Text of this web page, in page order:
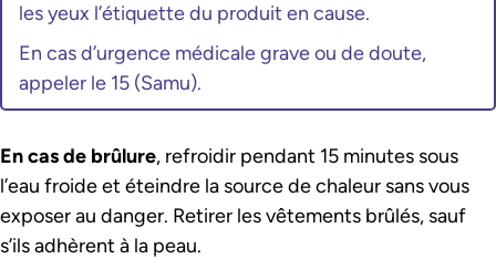
les yeux l’étiquette du produit en cause.
En cas d’urgence médicale grave ou de doute,
appeler le 15 (Samu).
En cas de brûlure, refroidir pendant 15 minutes sous
l’eau froide et éteindre la source de chaleur sans vous
exposer au danger. Retirer les vêtements brûlés, sauf
s’ils adhèrent à la peau.